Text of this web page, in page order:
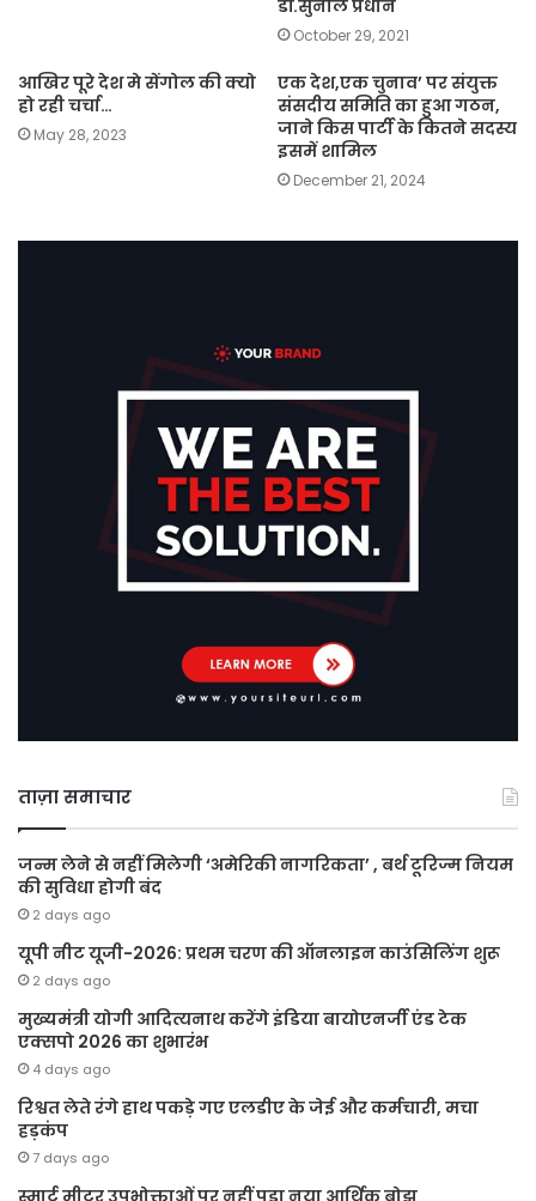
डॉ.सुनील प्रधान
October 29, 2021
आखिर पूरे देश मे सेंगोल की क्यो
हो रही चर्चा…
May 28, 2023
एक देश,एक चुनाव’ पर संयुक्त
संसदीय समिति का हुआ गठन,
जाने किस पार्टी के कितने सदस्य
इसमें शामिल
December 21, 2024
ताज़ा समाचार
जन्म लेने से नहीं मिलेगी ‘अमेरिकी नागरिकता’ , बर्थ टूरिज्म नियम
की सुविधा होगी बंद
2 days ago
यूपी नीट यूजी-2026: प्रथम चरण की ऑनलाइन काउंसिलिंग शुरू
2 days ago
मुख्यमंत्री योगी आदित्यनाथ करेंगे इंडिया बायोएनर्जी एंड टेक
एक्सपो 2026 का शुभारंभ
4 days ago
रिश्वत लेते रंगे हाथ पकड़े गए एलडीए के जेई और कर्मचारी, मचा
हड़कंप
7 days ago